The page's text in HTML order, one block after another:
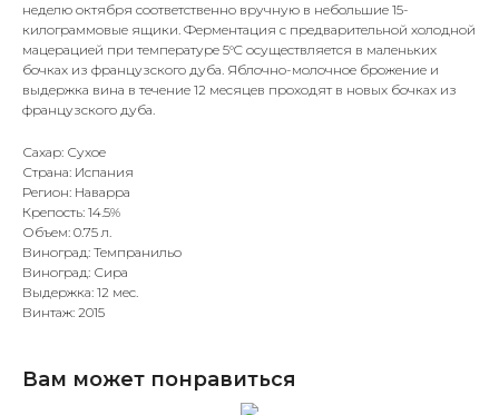
неделю октября соответственно вручную в небольшие 15-
килограммовые ящики. Ферментация с предварительной холодной
мацерацией при температуре 5°C осуществляется в маленьких
бочках из французского дуба. Яблочно-молочное брожение и
выдержка вина в течение 12 месяцев проходят в новых бочках из
французского дуба.
Сахар: Сухое
Страна: Испания
Регион: Наварра
Крепость: 14.5%
Объем: 0.75 л.
Виноград: Темпранильо
Виноград: Сира
Выдержка: 12 мес.
Винтаж: 2015
Вам может понравиться